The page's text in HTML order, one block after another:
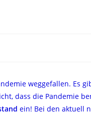
weggefallen. Es
dass die Pandemie
ein! Bei den aktuell